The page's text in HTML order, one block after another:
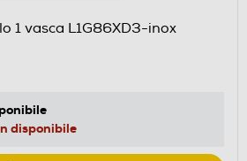
1 vasca L1G86XD3-inox
disponibile